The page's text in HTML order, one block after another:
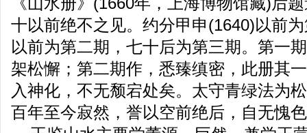
十以前绝不之见。约分甲申(1640)以前
以前为第二期，七十后为第三期。第一
架松懈；第二期作，悉臻缜密，此册其
入神化，不无颓宕处矣。太守青绿法为
百年至今寂然，誉以空前绝后，自无愧